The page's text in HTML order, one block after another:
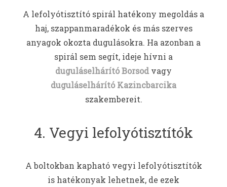
A lefolyótisztító spirál hatékony megoldás a
haj, szappanmaradékok és más szerves
anyagok okozta dugulásokra. Ha azonban a
spirál sem segít, ideje hívni a
duguláselhárító Borsod vagy
duguláselhárító Kazincbarcika
szakembereit.
4. Vegyi lefolyótisztítók
A boltokban kapható vegyi lefolyótisztítók
is hatékonyak lehetnek, de ezek